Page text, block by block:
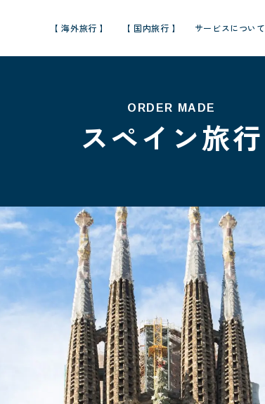
【 海外旅行 】 【 国内旅行 】 サービスについて
ORDER MADE
スペイン旅行